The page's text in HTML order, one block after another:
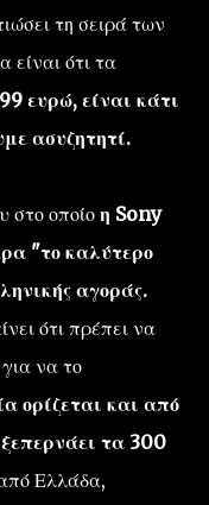
τη σειρά των
είναι ότι τα
ευρώ, είναι κάτι
ασυζητητί.
στο οποίο η Sony
"το καλύτερο
αγοράς.
ότι πρέπει να
να το
ορίζεται και από
τα 300
από Ελλάδα,